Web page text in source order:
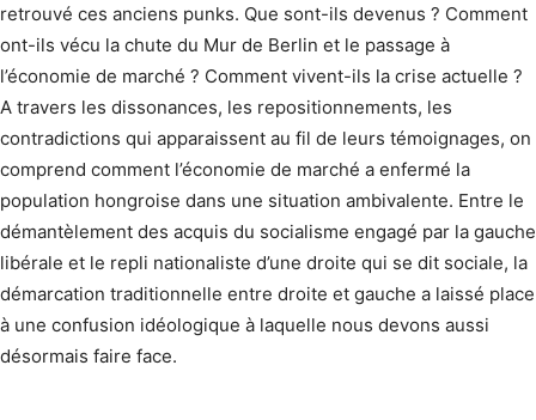
retrouvé ces anciens punks. Que sont-ils devenus ? Comment
ont-ils vécu la chute du Mur de Berlin et le passage à
l’économie de marché ? Comment vivent-ils la crise actuelle ?
A travers les dissonances, les repositionnements, les
contradictions qui apparaissent au fil de leurs témoignages, on
comprend comment l’économie de marché a enfermé la
population hongroise dans une situation ambivalente. Entre le
démantèlement des acquis du socialisme engagé par la gauche
libérale et le repli nationaliste d’une droite qui se dit sociale, la
démarcation traditionnelle entre droite et gauche a laissé place
à une confusion idéologique à laquelle nous devons aussi
désormais faire face.